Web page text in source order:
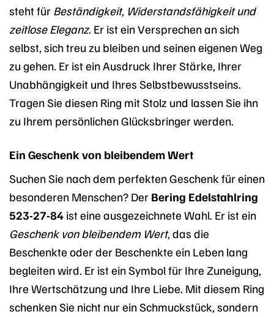
steht für Beständigkeit, Widerstandsfähigkeit und
zeitlose Eleganz. Er ist ein Versprechen an sich
selbst, sich treu zu bleiben und seinen eigenen Weg
zu gehen. Er ist ein Ausdruck Ihrer Stärke, Ihrer
Unabhängigkeit und Ihres Selbstbewusstseins.
Tragen Sie diesen Ring mit Stolz und lassen Sie ihn
zu Ihrem persönlichen Glücksbringer werden.
Ein Geschenk von bleibendem Wert
Suchen Sie nach dem perfekten Geschenk für einen
besonderen Menschen? Der Bering Edelstahlring
523-27-84 ist eine ausgezeichnete Wahl. Er ist ein
Geschenk von bleibendem Wert, das die
Beschenkte oder der Beschenkte ein Leben lang
begleiten wird. Er ist ein Symbol für Ihre Zuneigung,
Ihre Wertschätzung und Ihre Liebe. Mit diesem Ring
schenken Sie nicht nur ein Schmuckstück, sondern